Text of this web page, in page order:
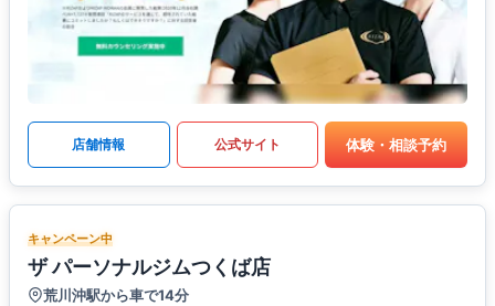
店舗情報 公式サイト 体験・相談予約
キャンペーン中
ザ パーソナルジムつくば店
荒川沖駅から車で14分